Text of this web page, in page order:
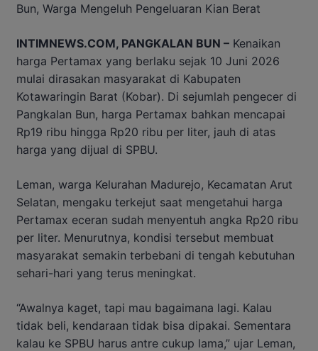
Bun, Warga Mengeluh Pengeluaran Kian Berat
INTIMNEWS.COM, PANGKALAN BUN – Kenaikan
harga Pertamax yang berlaku sejak 10 Juni 2026
mulai dirasakan masyarakat di Kabupaten
Kotawaringin Barat (Kobar). Di sejumlah pengecer di
Pangkalan Bun, harga Pertamax bahkan mencapai
Rp19 ribu hingga Rp20 ribu per liter, jauh di atas
harga yang dijual di SPBU.
Leman, warga Kelurahan Madurejo, Kecamatan Arut
Selatan, mengaku terkejut saat mengetahui harga
Pertamax eceran sudah menyentuh angka Rp20 ribu
per liter. Menurutnya, kondisi tersebut membuat
masyarakat semakin terbebani di tengah kebutuhan
sehari-hari yang terus meningkat.
“Awalnya kaget, tapi mau bagaimana lagi. Kalau
tidak beli, kendaraan tidak bisa dipakai. Sementara
kalau ke SPBU harus antre cukup lama,” ujar Leman,